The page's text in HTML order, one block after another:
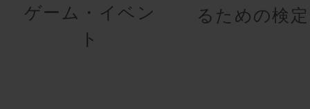
ゲーム・イベン
ト
るための検定